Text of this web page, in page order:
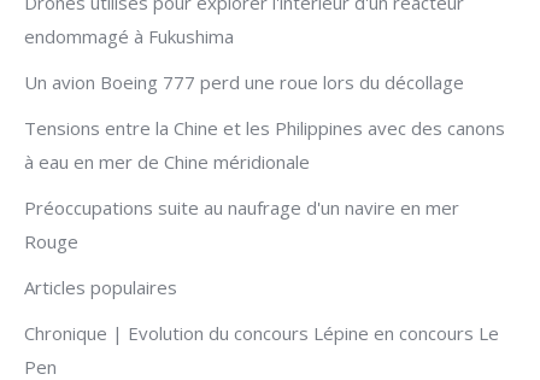
endommagé à Fukushima
Un avion Boeing 777 perd une roue lors du décollage
Tensions entre la Chine et les Philippines avec des canons
à eau en mer de Chine méridionale
Préoccupations suite au naufrage d'un navire en mer
Rouge
Articles populaires
Chronique | Evolution du concours Lépine en concours Le
Pen